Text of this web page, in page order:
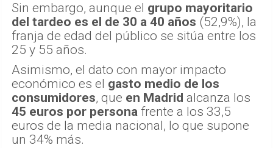
Sin embargo, aunque el grupo mayoritario
del tardeo es el de 30 a 40 años (52,9%), la
franja de edad del público se sitúa entre los
25 y 55 años.
Asimismo, el dato con mayor impacto
económico es el gasto medio de los
consumidores, que en Madrid alcanza los
45 euros por persona frente a los 33,5
euros de la media nacional, lo que supone
un 34% más.